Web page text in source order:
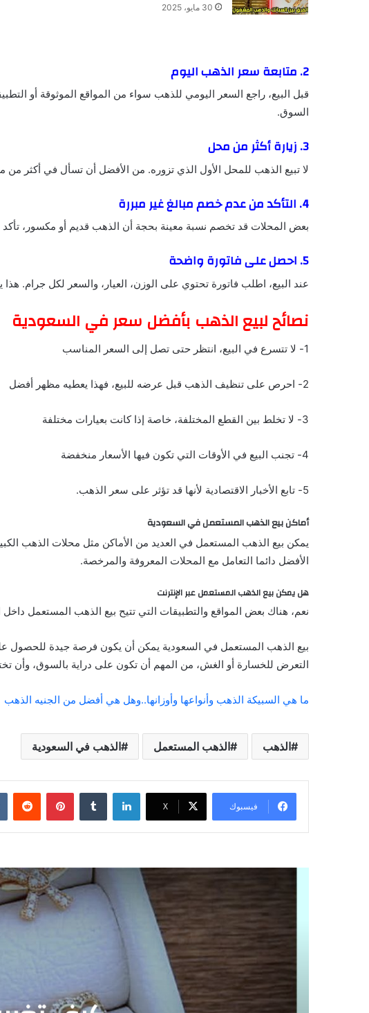
30 مايو، 2025
2. متابعة سعر الذهب اليوم
قبل البيع، راجع السعر اليومي للذهب سواء من المواقع الموثوقة أو
السوق.
3. زيارة أكثر من محل
لا تبيع الذهب للمحل الأول الذي تزوره. من الأفضل أن تسأل في أكثر
4. التأكد من عدم خصم مبالغ غير مبررة
بعض المحلات قد تخصم نسبة معينة بحجة أن الذهب قديم أو مكسور،
5. احصل على فاتورة واضحة
عند البيع، اطلب فاتورة تحتوي على الوزن، العيار، والسعر لكل جرام.
نصائح لبيع الذهب بأفضل سعر في السعودية
1- لا تتسرع في البيع، انتظر حتى تصل إلى السعر المناسب
2- احرص على تنظيف الذهب قبل عرضه للبيع، فهذا يعطيه مظهر أفضل
3- لا تخلط بين القطع المختلفة، خاصة إذا كانت بعيارات مختلفة
4- تجنب البيع في الأوقات التي تكون فيها الأسعار منخفضة
5- تابع الأخبار الاقتصادية لأنها قد تؤثر على سعر الذهب.
أماكن بيع الذهب المستعمل في السعودية
يمكن بيع الذهب المستعمل في العديد من الأماكن مثل محلات الذهب
الأفضل دائما التعامل مع المحلات المعروفة والمرخصة.
هل يمكن بيع الذهب المستعمل عبر الإنترنت
نعم، هناك بعض المواقع والتطبيقات التي تتيح بيع الذهب المستعمل
بيع الذهب المستعمل في السعودية يمكن أن يكون فرصة جيدة للحصول
التعرض للخسارة أو الغش، من المهم أن تكون على دراية بالسوق، وأن
ما هي السبيكة الذهب وأنواعها وأوزانها..وهل هي أفضل من الجنيه الذهب
الذهب الذهب المستعمل الذهب في السعودية
فيسبوك ‫X
لينكدإن بينتيريست
الذهب